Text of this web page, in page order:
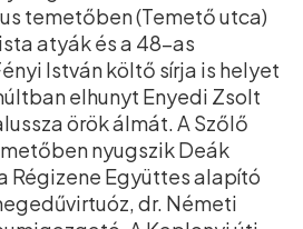
temetőben (Temető utca)
atyák és a 48-as
István költő sírja is helyet
elhunyt Enyedi Zsolt
örök álmát. A Szőlő
nyugszik Deák
Régizene Együttes alapító
dr. Németi